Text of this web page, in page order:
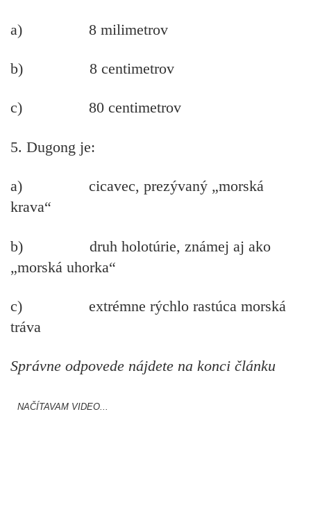
a) 8 milimetrov
b) 8 centimetrov
c) 80 centimetrov
5. Dugong je:
a) cicavec, prezývaný „morská
krava“
b) druh holotúrie, známej aj ako
„morská uhorka“
c) extrémne rýchlo rastúca morská
tráva
Správne odpovede nájdete na konci článku
NAČÍTAVAM VIDEO...